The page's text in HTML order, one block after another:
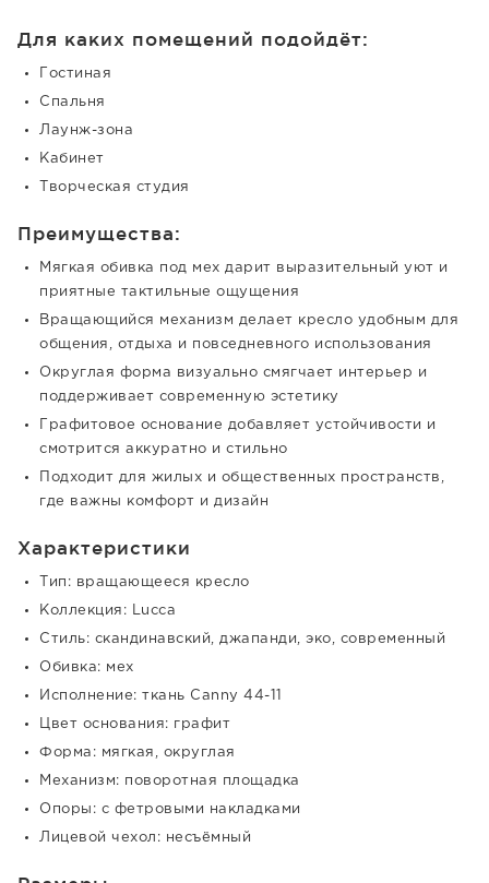
Для каких помещений подойдёт:
Гостиная
Спальня
Лаунж-зона
Кабинет
Творческая студия
Преимущества:
Мягкая обивка под мех дарит выразительный уют и
приятные тактильные ощущения
Вращающийся механизм делает кресло удобным для
общения, отдыха и повседневного использования
Округлая форма визуально смягчает интерьер и
поддерживает современную эстетику
Графитовое основание добавляет устойчивости и
смотрится аккуратно и стильно
Подходит для жилых и общественных пространств,
где важны комфорт и дизайн
Характеристики
Тип: вращающееся кресло
Коллекция: Lucca
Стиль: скандинавский, джапанди, эко, современный
Обивка: мех
Исполнение: ткань Canny 44-11
Цвет основания: графит
Форма: мягкая, округлая
Механизм: поворотная площадка
Опоры: с фетровыми накладками
Лицевой чехол: несъёмный